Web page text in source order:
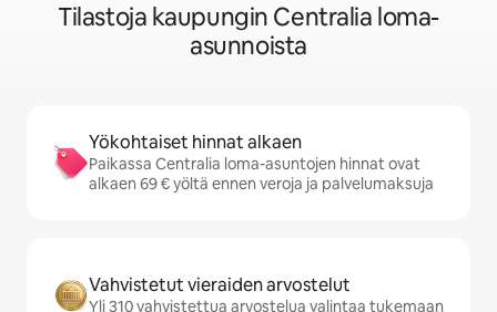
Tilastoja kaupungin Centralia loma-
asunnoista
Yökohtaiset hinnat alkaen
Paikassa Centralia loma-asuntojen hinnat ovat
alkaen 69 € yöltä ennen veroja ja palvelumaksuja
Vahvistetut vieraiden arvostelut
Yli 310 vahvistettua arvostelua valintaa tukemaan